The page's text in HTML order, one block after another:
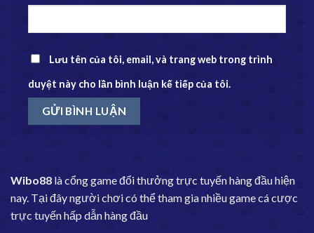
Lưu tên của tôi, email, và trang web trong trình
duyệt này cho lần bình luận kế tiếp của tôi.
Wibo88 là cổng game đổi thưởng trực tuyến hàng đầu hiện
nay. Tại đây người chơi có thể tham gia nhiều game cá cược
trực tuyến hấp dẫn hàng đầu